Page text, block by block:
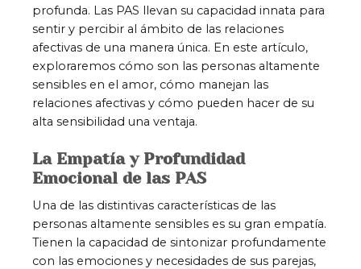
profunda. Las PAS llevan su capacidad innata para
sentir y percibir al ámbito de las relaciones
afectivas de una manera única. En este artículo,
exploraremos cómo son las personas altamente
sensibles en el amor, cómo manejan las
relaciones afectivas y cómo pueden hacer de su
alta sensibilidad una ventaja.
La Empatía y Profundidad
Emocional de las PAS
Una de las distintivas características de las
personas altamente sensibles es su gran empatía.
Tienen la capacidad de sintonizar profundamente
con las emociones y necesidades de sus parejas,